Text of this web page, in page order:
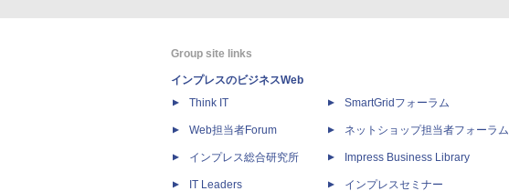
Group site links
インプレスのビジネスWeb
Think IT
Web担当者Forum
インプレス総合研究所
IT Leaders
SmartGridフォーラム
ネットショップ担当者フォーラム
Impress Business Library
インプレスセミナー